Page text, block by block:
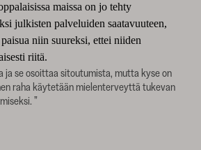
maissa on jo tehty
julkisten palveluiden saatavuuteen,
niin suureksi, ettei niiden
riitä.
ja se osoittaa sitoutumista, mutta kyse on
raha käytetään mielenterveyttä tukevan
”